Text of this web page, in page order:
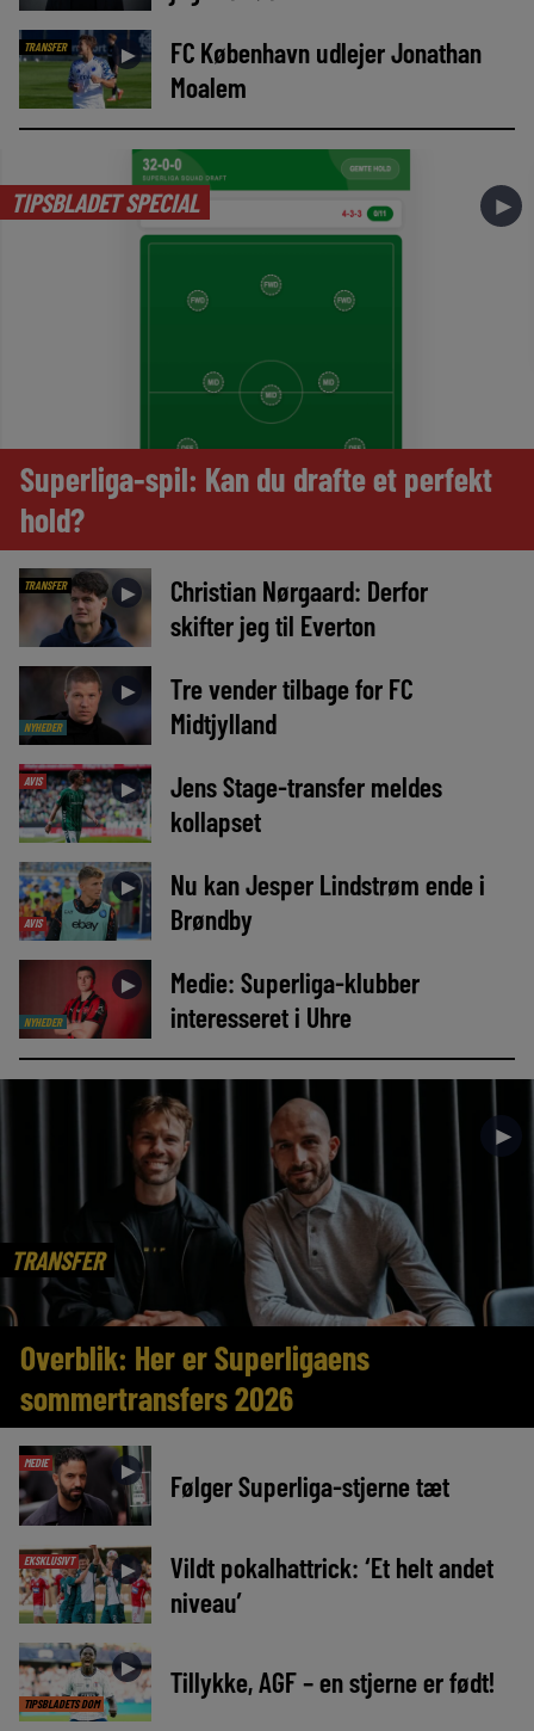
TRANSFER ►
FC København udlejer Jonathan
Moalem
TIPSBLADET SPECIAL ►
Superliga-spil: Kan du drafte et perfekt
hold?
TRANSFER ►
Christian Nørgaard: Derfor
skifter jeg til Everton
NYHEDER
►
Tre vender tilbage for FC
Midtjylland
AVIS ►
Jens Stage-transfer meldes
kollapset
AVIS
►
Nu kan Jesper Lindstrøm ende i
Brøndby
NYHEDER
►
Medie: Superliga-klubber
interesseret i Uhre
TRANSFER
►
Overblik: Her er Superligaens
sommertransfers 2026
MEDIE ► Følger Superliga-stjerne tæt
EKSKLUSIVT ►
Vildt pokalhattrick: ‘Et helt andet
niveau’
TIPSBLADETS DOM
► Tillykke, AGF – en stjerne er født!